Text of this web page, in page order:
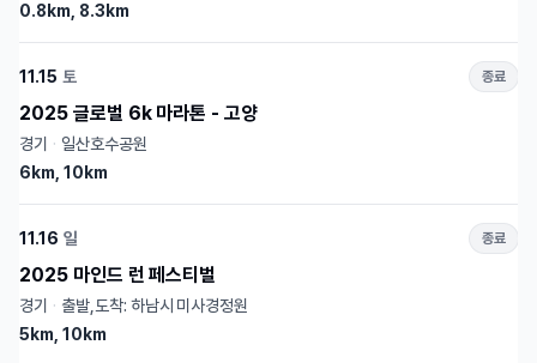
0.8km, 8.3km
11.15 토 종료
2025 글로벌 6k 마라톤 - 고양
경기 · 일산호수공원
6km, 10km
11.16 일 종료
2025 마인드 런 페스티벌
경기 · 출발,도착: 하남시 미사경정원
5km, 10km